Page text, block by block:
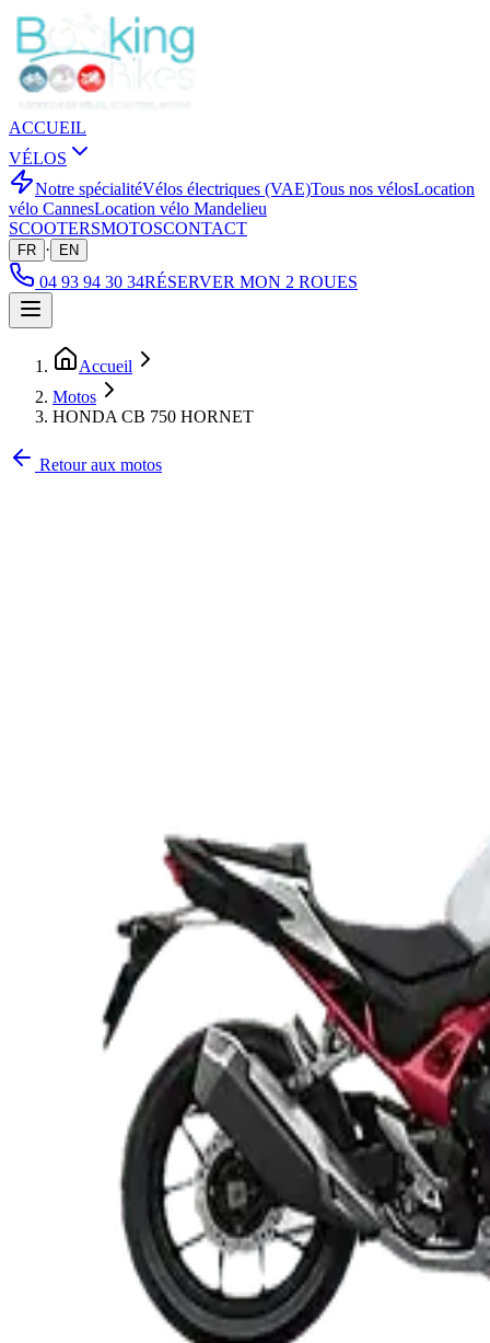
ACCUEIL
VÉLOS
Notre spécialitéVélos électriques (VAE)Tous nos vélosLocation
vélo CannesLocation vélo Mandelieu
SCOOTERSMOTOSCONTACT
FR · EN
04 93 94 30 34RÉSERVER MON 2 ROUES
Accueil
Motos
HONDA CB 750 HORNET
Retour aux motos